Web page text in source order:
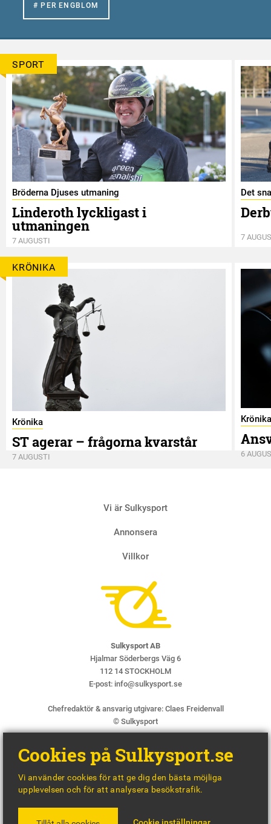
# PER ENGBLOM
SPORT
Bröderna Djuses utmaning
Linderoth lyckligast i
utmaningen
7 AUGUSTI
Det
7
KRÖNIKA
Krönika
ST agerar – frågorna kvarstår
7 AUGUSTI
Krönika
6
Vi är Sulkysport
Annonsera
Villkor
Sulkysport AB
Hjalmar Söderbergs Väg 6
112 14 STOCKHOLM
E-post: info@sulkysport.se
Chefredaktör & ansvarig utgivare: Claes Freidenvall
© Sulkysport
BY
Cookies på Sulkysport.se
Vi använder cookies för att ge dig den bästa möjliga
upplevelsen och för att analysera besökstrafik.
Cookie inställningar